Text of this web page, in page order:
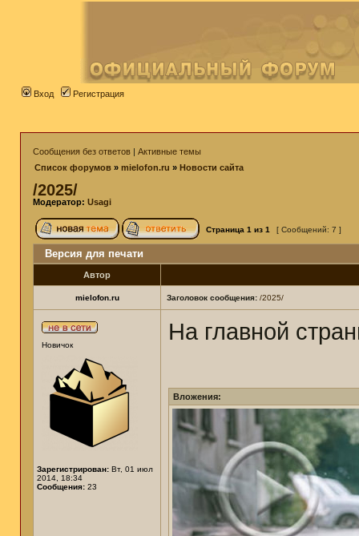
Вход Регистрация
Сообщения без ответов | Активные темы
Список форумов » mielofon.ru » Новости сайта
/2025/
Модератор: Usagi
Страница 1 из 1 [ Сообщений: 7 ]
Версия для печати
Автор
mielofon.ru Заголовок сообщения: /2025/
Новичок
Зарегистрирован: Вт, 01 июл
2014, 18:34
Сообщения: 23
На главной
Вложения: